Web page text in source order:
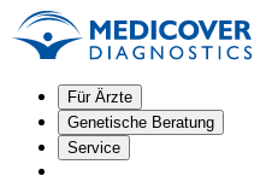
Für Ärzte
Genetische Beratung
Service